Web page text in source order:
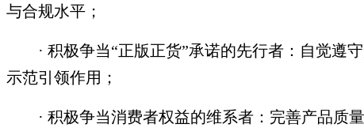
与合规水平；
· 积极争当“正版正货”承诺的先行者：自觉遵
示范引领作用；
· 积极争当消费者权益的维系者：完善产品质